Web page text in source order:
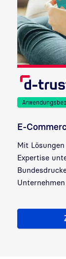
E-
Mit
Expertise